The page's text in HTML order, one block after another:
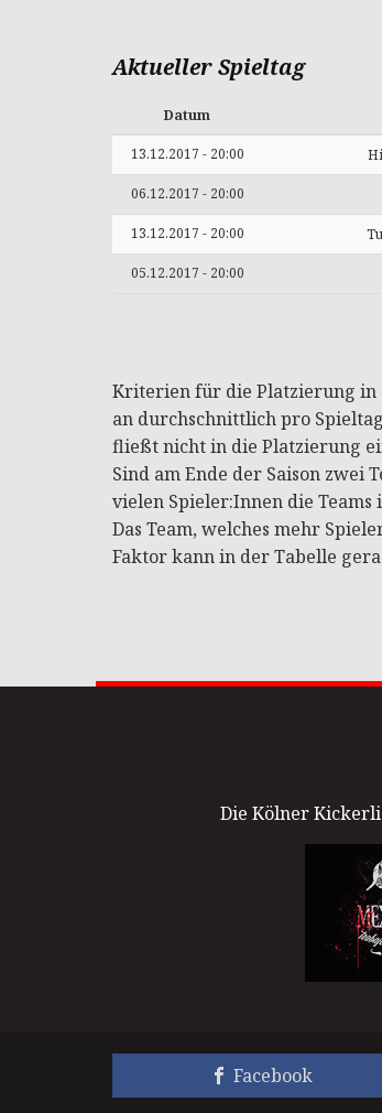
Aktueller Spieltag
Datum
13.12.2017 - 20:00
06.12.2017 - 20:00
13.12.2017 - 20:00
05.12.2017 - 20:00
Kriterien für die Platzierung in
an durchschnittlich pro
fließt nicht in die Platzierung
Sind am Ende der Saison
vielen Spieler:Innen die
Das Team, welches mehr
Faktor kann in der Tabelle
Die Kölner
Facebook